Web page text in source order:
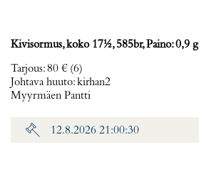
Kivisormus, koko 17½, 585br, Paino: 0,9 g
Tarjous:80 € (6)
Johtava huuto:kirhan2
Myyrmäen Pantti
12.8.2026 21:00:30